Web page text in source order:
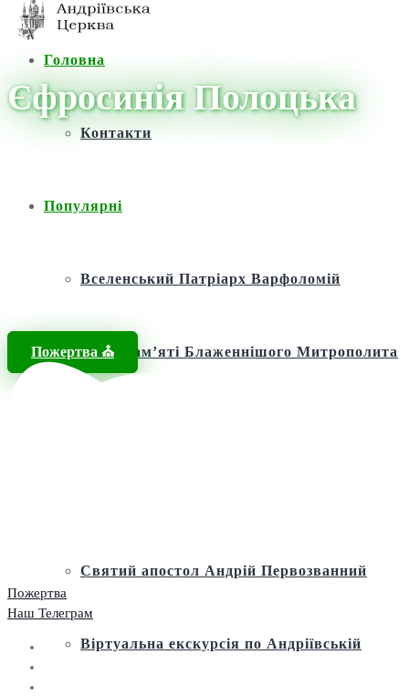
Головна
Контакти
Популярні
Вселенський Патріарх Варфоломій
Фонд пам’яті Блаженнішого Митрополита
Святий апостол Андрій Первозванний
Віртуальна екскурсія по Андріївській
Пожертва ⛪️
Єфросинія Полоцька
Пожертва
Наш Телеграм